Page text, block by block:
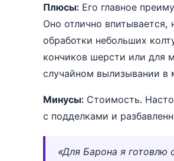
Плюсы: Его главное
Оно отлично впитывается,
обработки небольших
кончиков шерсти или для
случайном вылизывании в
Минусы: Стоимость.
с подделками и
«Для Барона я готовлю